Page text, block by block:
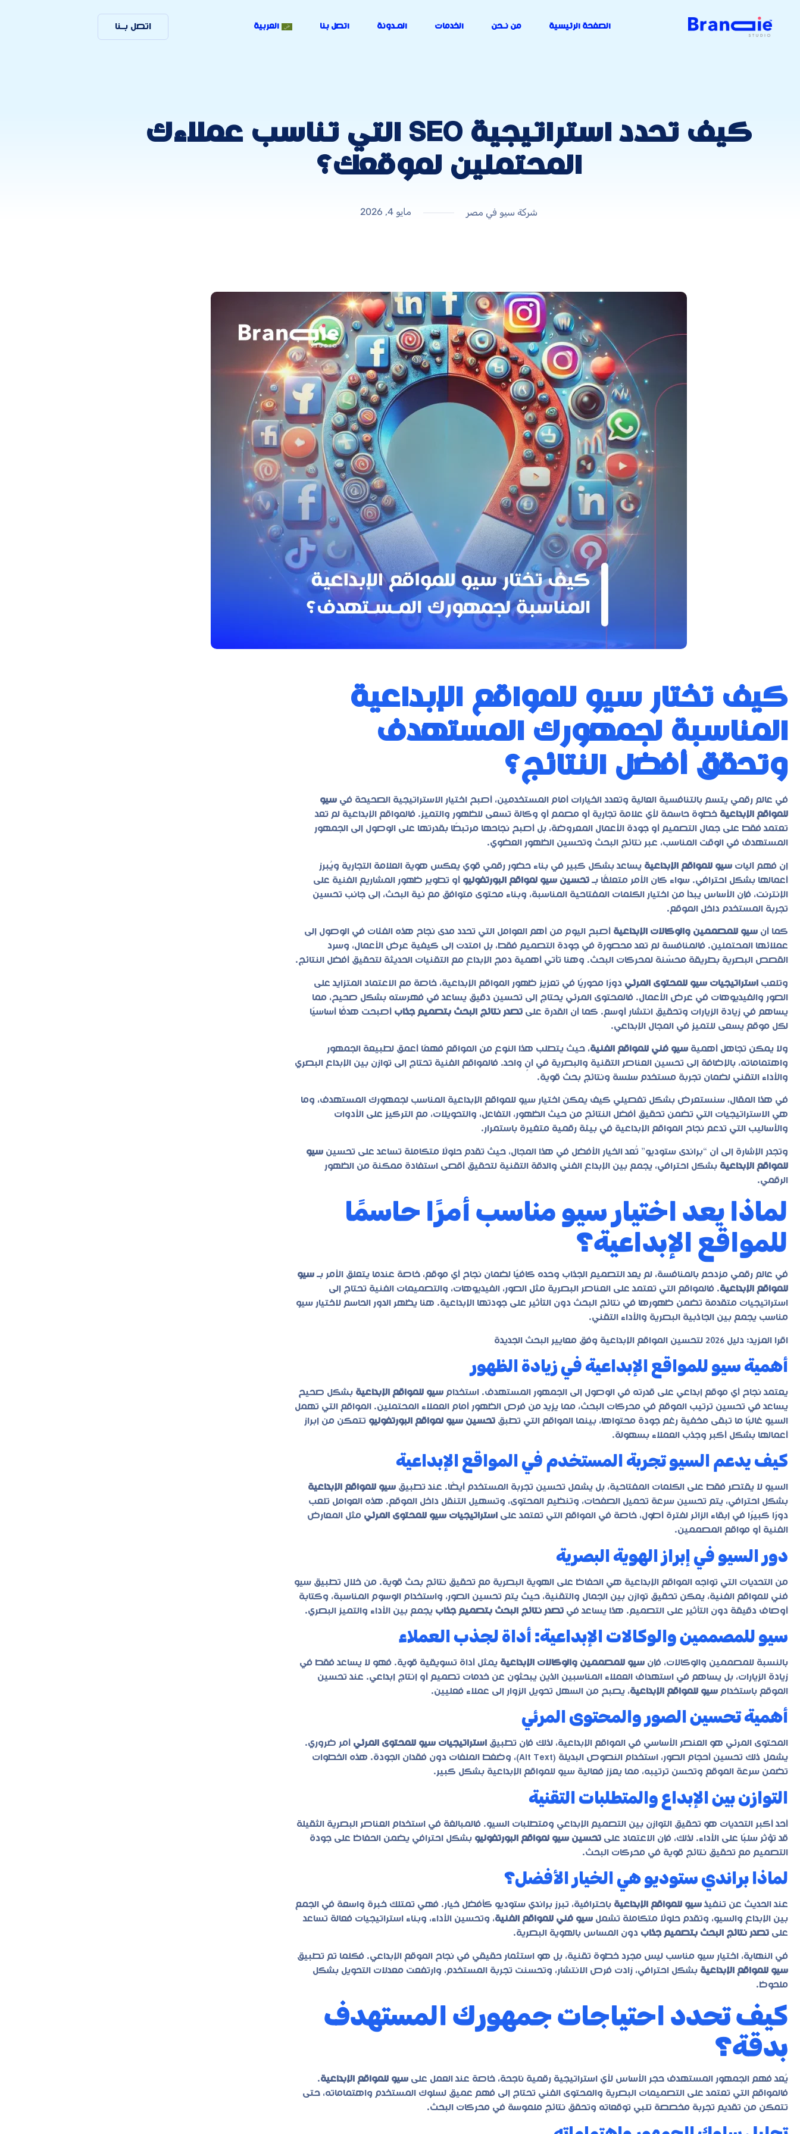
الصفحة الرئيسية من نـحن الخدمات المـدونة اتصل بنا العربية اتصل بـنا
كيف تحدد استراتيجية SEO التي تناسب عملاءك
المحتملين لموقعك؟
شركة سيو في مصر مايو 4, 2026
كيف تختار سيو للمواقع الإبداعية
المناسبة لجمهورك المستهدف
وتحقق أفضل النتائج؟
في عالم رقمي يتسم بالتنافسية العالية وتعدد الخيارات أمام المستخدمين، أصبح اختيار الاستراتيجية الصحيحة في سيو
للمواقع الإبداعية خطوة حاسمة لأي علامة تجارية أو مصمم أو وكالة تسعى للظهور والتميز. فالمواقع الإبداعية لم تعد
تعتمد فقط على جمال التصميم أو جودة الأعمال المعروضة، بل أصبح نجاحها مرتبطًا بقدرتها على الوصول إلى الجمهور
المستهدف في الوقت المناسب، عبر نتائج البحث وتحسين الظهور العضوي.
إن فهم آليات سيو للمواقع الإبداعية يساعد بشكل كبير في بناء حضور رقمي قوي يعكس هوية العلامة التجارية ويُبرز
أعمالها بشكل احترافي. سواء كان الأمر متعلقًا بـ تحسين سيو لمواقع البورتفوليو أو تطوير ظهور المشاريع الفنية على
الإنترنت، فإن الأساس يبدأ من اختيار الكلمات المفتاحية المناسبة، وبناء محتوى متوافق مع نية البحث، إلى جانب تحسين
تجربة المستخدم داخل الموقع.
كما أن سيو للمصممين والوكالات الإبداعية أصبح اليوم من أهم العوامل التي تحدد مدى نجاح هذه الفئات في الوصول إلى
عملائها المحتملين. فالمنافسة لم تعد محصورة في جودة التصميم فقط، بل امتدت إلى كيفية عرض الأعمال، وسرد
القصص البصرية بطريقة محسّنة لمحركات البحث. وهنا تأتي أهمية دمج الإبداع مع التقنيات الحديثة لتحقيق أفضل النتائج.
وتلعب استراتيجيات سيو للمحتوى المرئي دورًا محوريًا في تعزيز ظهور المواقع الإبداعية، خاصة مع الاعتماد المتزايد على
الصور والفيديوهات في عرض الأعمال. فالمحتوى المرئي يحتاج إلى تحسين دقيق يساعد في فهرسته بشكل صحيح، مما
يساهم في زيادة الزيارات وتحقيق انتشار أوسع. كما أن القدرة على تصدر نتائج البحث بتصميم جذاب أصبحت هدفًا أساسيًا
لكل موقع يسعى للتميز في المجال الإبداعي.
ولا يمكن تجاهل أهمية سيو فني للمواقع الفنية، حيث يتطلب هذا النوع من المواقع فهمًا أعمق لطبيعة الجمهور
واهتماماته، بالإضافة إلى تحسين العناصر التقنية والبصرية في آنٍ واحد. فالمواقع الفنية تحتاج إلى توازن بين الإبداع البصري
والأداء التقني لضمان تجربة مستخدم سلسة ونتائج بحث قوية.
في هذا المقال، سنستعرض بشكل تفصيلي كيف يمكن اختيار سيو للمواقع الإبداعية المناسب لجمهورك المستهدف، وما
هي الاستراتيجيات التي تضمن تحقيق أفضل النتائج من حيث الظهور، التفاعل، والتحويلات، مع التركيز على الأدوات
والأساليب التي تدعم نجاح المواقع الإبداعية في بيئة رقمية متغيرة باستمرار.
وتجدر الإشارة إلى أن “براندى ستوديو” تُعد الخيار الأفضل في هذا المجال، حيث تقدم حلولًا متكاملة تساعد على تحسين سيو
للمواقع الإبداعية بشكل احترافي، يجمع بين الإبداع الفني والدقة التقنية لتحقيق أقصى استفادة ممكنة من الظهور
الرقمي.
لماذا يعد اختيار سيو مناسب أمرًا حاسمًا
للمواقع الإبداعية؟
في عالم رقمي مزدحم بالمنافسة، لم يعد التصميم الجذاب وحده كافيًا لضمان نجاح أي موقع، خاصة عندما يتعلق الأمر بـ سيو
للمواقع الإبداعية. فالمواقع التي تعتمد على العناصر البصرية مثل الصور، الفيديوهات، والتصميمات الفنية تحتاج إلى
استراتيجيات متقدمة تضمن ظهورها في نتائج البحث دون التأثير على جودتها الإبداعية. هنا يظهر الدور الحاسم لاختيار سيو
مناسب يجمع بين الجاذبية البصرية والأداء التقني.
اقرا المزيد: دليل 2026 لتحسين المواقع الإبداعية وفق معايير البحث الجديدة
أهمية سيو للمواقع الإبداعية في زيادة الظهور
يعتمد نجاح أي موقع إبداعي على قدرته في الوصول إلى الجمهور المستهدف. استخدام سيو للمواقع الإبداعية بشكل صحيح
يساعد في تحسين ترتيب الموقع في محركات البحث، مما يزيد من فرص الظهور أمام العملاء المحتملين. المواقع التي تهمل
السيو غالبًا ما تبقى مخفية رغم جودة محتواها، بينما المواقع التي تطبق تحسين سيو لمواقع البورتفوليو تتمكن من إبراز
أعمالها بشكل أكبر وجذب العملاء بسهولة.
كيف يدعم السيو تجربة المستخدم في المواقع الإبداعية
السيو لا يقتصر فقط على الكلمات المفتاحية، بل يشمل تحسين تجربة المستخدم أيضًا. عند تطبيق سيو للمواقع الإبداعية
بشكل احترافي، يتم تحسين سرعة تحميل الصفحات، وتنظيم المحتوى، وتسهيل التنقل داخل الموقع. هذه العوامل تلعب
دورًا كبيرًا في إبقاء الزائر لفترة أطول، خاصة في المواقع التي تعتمد على استراتيجيات سيو للمحتوى المرئي مثل المعارض
الفنية أو مواقع المصممين.
دور السيو في إبراز الهوية البصرية
من التحديات التي تواجه المواقع الإبداعية هي الحفاظ على الهوية البصرية مع تحقيق نتائج بحث قوية. من خلال تطبيق سيو
فني للمواقع الفنية، يمكن تحقيق توازن بين الجمال والتقنية، حيث يتم تحسين الصور، واستخدام الوسوم المناسبة، وكتابة
أوصاف دقيقة دون التأثير على التصميم. هذا يساعد في تصدر نتائج البحث بتصميم جذاب يجمع بين الأداء والتميز البصري.
سيو للمصممين والوكالات الإبداعية: أداة لجذب العملاء
بالنسبة للمصممين والوكالات، فإن سيو للمصممين والوكالات الإبداعية يمثل أداة تسويقية قوية. فهو لا يساعد فقط في
زيادة الزيارات، بل يساهم في استهداف العملاء المناسبين الذين يبحثون عن خدمات تصميم أو إنتاج إبداعي. عند تحسين
الموقع باستخدام سيو للمواقع الإبداعية، يصبح من السهل تحويل الزوار إلى عملاء فعليين.
أهمية تحسين الصور والمحتوى المرئي
المحتوى المرئي هو العنصر الأساسي في المواقع الإبداعية، لذلك فإن تطبيق استراتيجيات سيو للمحتوى المرئي أمر ضروري.
يشمل ذلك تحسين أحجام الصور، استخدام النصوص البديلة (Alt Text)، وضغط الملفات دون فقدان الجودة. هذه الخطوات
تضمن سرعة الموقع وتحسن ترتيبه، مما يعزز فعالية سيو للمواقع الإبداعية بشكل كبير.
التوازن بين الإبداع والمتطلبات التقنية
أحد أكبر التحديات هو تحقيق التوازن بين التصميم الإبداعي ومتطلبات السيو. فالمبالغة في استخدام العناصر البصرية الثقيلة
قد تؤثر سلبًا على الأداء. لذلك، فإن الاعتماد على تحسين سيو لمواقع البورتفوليو بشكل احترافي يضمن الحفاظ على جودة
التصميم مع تحقيق نتائج قوية في محركات البحث.
لماذا براندي ستوديو هي الخيار الأفضل؟
عند الحديث عن تنفيذسيو للمواقع الإبداعية باحترافية، تبرز براندي ستوديو كأفضل خيار. فهي تمتلك خبرة واسعة في الجمع
بين الإبداع والسيو، وتقدم حلولًا متكاملة تشمل سيو فني للمواقع الفنية، وتحسين الأداء، وبناء استراتيجيات فعالة تساعد
على تصدر نتائج البحث بتصميم جذاب دون المساس بالهوية البصرية.
في النهاية، اختيار سيو مناسب ليس مجرد خطوة تقنية، بل هو استثمار حقيقي في نجاح الموقع الإبداعي. فكلما تم تطبيق
سيو للمواقع الإبداعية بشكل احترافي، زادت فرص الانتشار، وتحسنت تجربة المستخدم، وارتفعت معدلات التحويل بشكل
ملحوظ.
كيف تحدد احتياجات جمهورك المستهدف
بدقة؟
يُعد فهم الجمهور المستهدف حجر الأساس لأي استراتيجية رقمية ناجحة، خاصة عند العمل على سيو للمواقع الإبداعية.
فالمواقع التي تعتمد على التصميمات البصرية والمحتوى الفني تحتاج إلى فهم عميق لسلوك المستخدم واهتماماته، حتى
تتمكن من تقديم تجربة مخصصة تلبي توقعاته وتحقق نتائج ملموسة في محركات البحث.